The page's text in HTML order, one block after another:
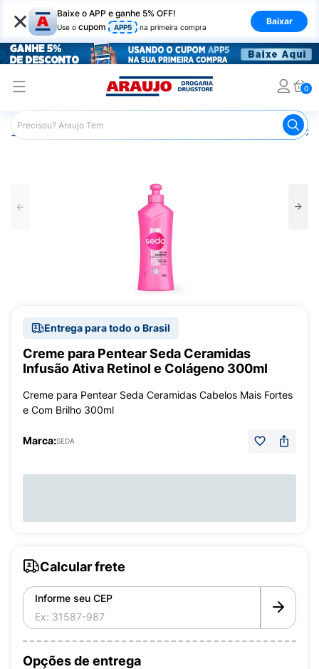
× Baixe o APP e ganhe 5% OFF!
Use o cupom APP5 na primeira compra
Baixar
0
Araujo Cabelo Creme para Pentear
Entrega para todo o Brasil
Creme para Pentear Seda Ceramidas
Infusão Ativa Retinol e Colágeno 300ml
Creme para Pentear Seda Ceramidas Cabelos Mais Fortes
e Com Brilho 300ml
Marca:SEDA
Calcular frete
Informe seu CEP
Opções de entrega